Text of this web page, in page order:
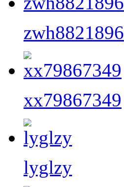
zwh8821896
xx79867349
lyglzy